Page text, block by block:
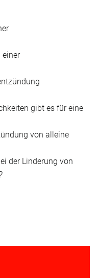
einer
gibt es für eine
von alleine
der Linderung von